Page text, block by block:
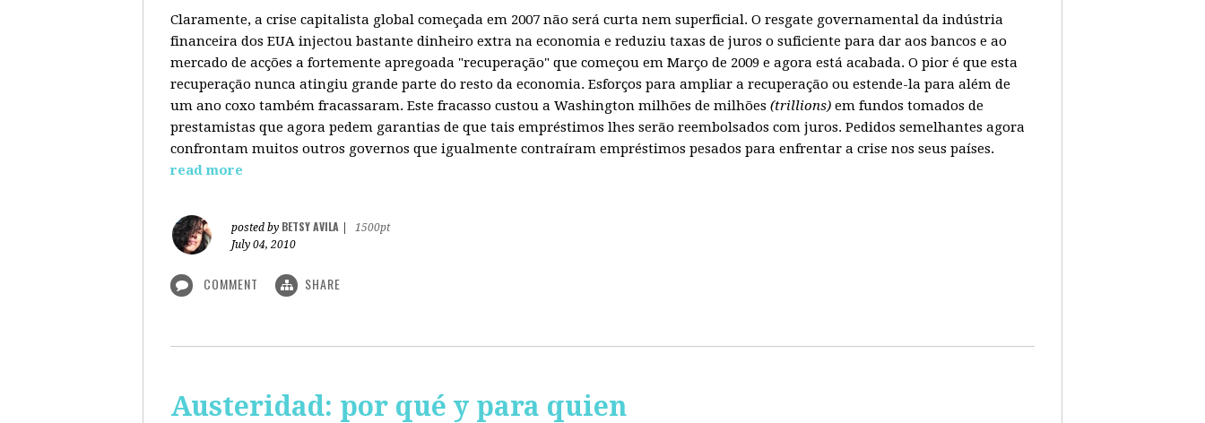
Claramente, a crise capitalista global começada em 2007 não será curta nem superficial. O resgate governamental da indústria
financeira dos EUA injectou bastante dinheiro extra na economia e reduziu taxas de juros o suficiente para dar aos bancos e ao
mercado de acções a fortemente apregoada "recuperação" que começou em Março de 2009 e agora está acabada. O pior é que esta
recuperação nunca atingiu grande parte do resto da economia. Esforços para ampliar a recuperação ou estende-la para além de
um ano coxo também fracassaram. Este fracasso custou a Washington milhões de milhões (trillions) em fundos tomados de
prestamistas que agora pedem garantias de que tais empréstimos lhes serão reembolsados com juros. Pedidos semelhantes agora
confrontam muitos outros governos que igualmente contraíram empréstimos pesados para enfrentar a crise nos seus países.
read more
posted by BETSY AVILA
1500pt
July 04, 2010
COMMENT SHARE
Austeridad: por qué y para quien